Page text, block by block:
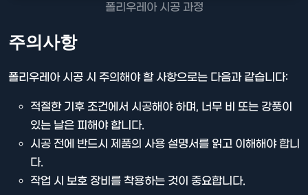
폴리우레아 시공 과정
주의사항
폴리우레아 시공 시 주의해야 할 사항으로는 다음과 같습니다:
적절한 기후 조건에서 시공해야 하며, 너무 비 또는 강풍이
있는 날은 피해야 합니다.
시공 전에 반드시 제품의 사용 설명서를 읽고 이해해야 합니
다.
작업 시 보호 장비를 착용하는 것이 중요합니다.